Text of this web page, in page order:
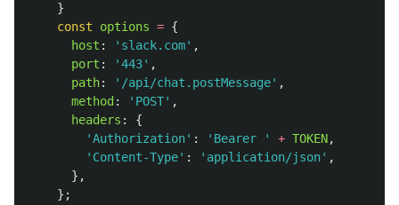
}
const
options = {
host : ' slack.com' ,
port : '443' ,
path: ' /api/chat.postMessage' ,
method : ' POST' ,
headers :
{
'Authorization' : ' Bearer ' + TOKEN,
' Content-Type' : ' application/json' ,
},
};